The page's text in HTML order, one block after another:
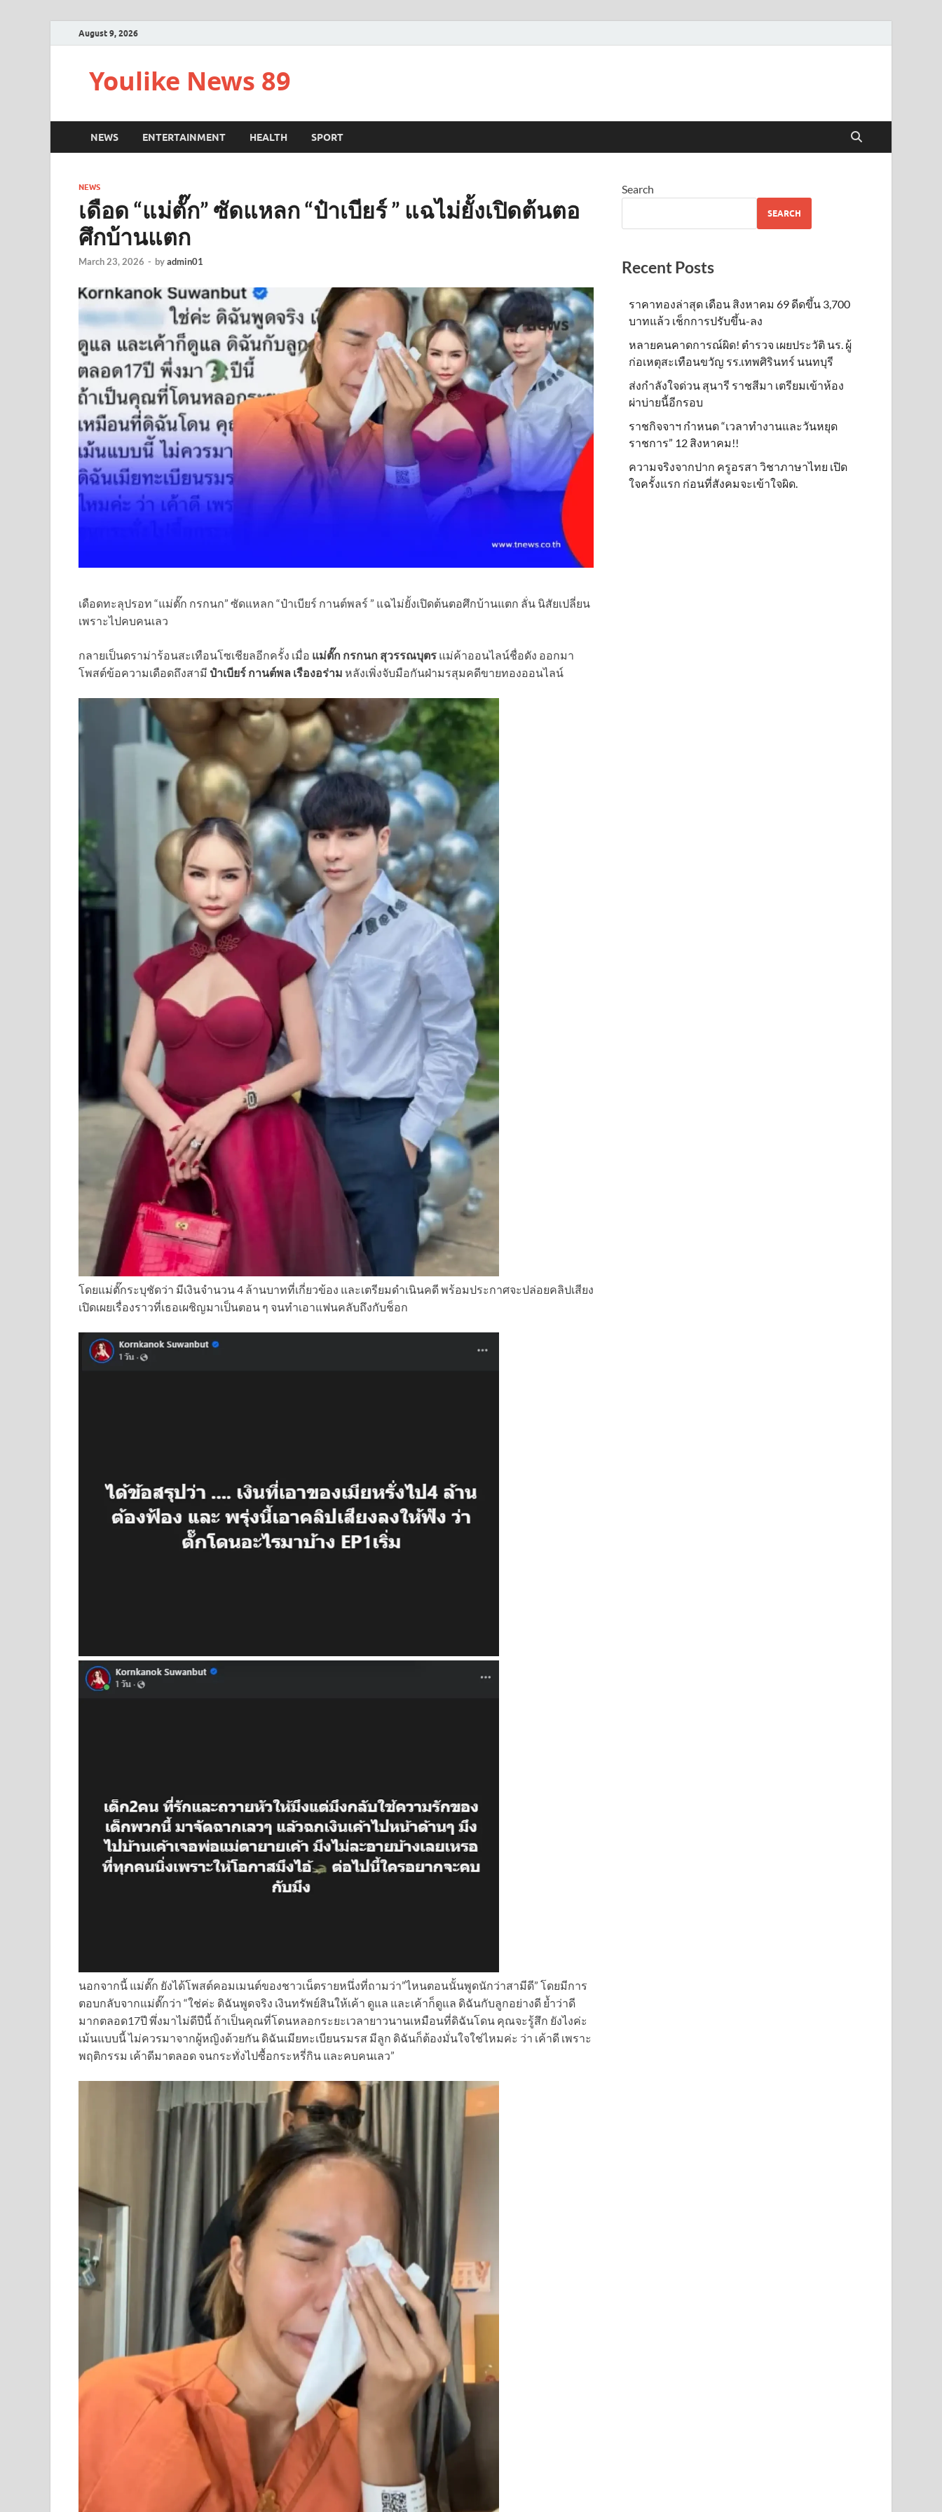
August 9, 2026
Youlike News 89
NEWS ENTERTAINMENT HEALTH SPORT
NEWS
เดือด “แม่ตั๊ก” ซัดแหลก “ป๋าเบียร์ ” แฉไม่ยั้งเปิดต้นตอ
ศึกบ้านแตก
March 23, 2026 - byadmin01
เดือดทะลุปรอท “แม่ตั๊ก กรกนก” ซัดแหลก “ป๋าเบียร์ กานต์พลร์ ” แฉไม่ยั้งเปิดต้นตอศึกบ้านแตก ลั่น นิสัยเปลี่ยน
เพราะไปคบคนเลว
กลายเป็นดราม่าร้อนสะเทือนโซเชียลอีกครั้ง เมื่อ แม่ตั๊ก กรกนก สุวรรณบุตร แม่ค้าออนไลน์ชื่อดัง ออกมา
โพสต์ข้อความเดือดถึงสามี ป๋าเบียร์ กานต์พล เรืองอร่าม หลังเพิ่งจับมือกันฝ่ามรสุมคดีขายทองออนไลน์
โดยแม่ตั๊กระบุชัดว่า มีเงินจำนวน 4 ล้านบาทที่เกี่ยวข้อง และเตรียมดำเนินคดี พร้อมประกาศจะปล่อยคลิปเสียง
เปิดเผยเรื่องราวที่เธอเผชิญมาเป็นตอน ๆ จนทำเอาแฟนคลับถึงกับช็อก
นอกจากนี้ แม่ตั๊ก ยังได้โพสต์คอมเมนต์ของชาวเน็ตรายหนึ่งที่ถามว่า”ไหนตอนนั้นพูดนักว่าสามีดี” โดยมีการ
ตอบกลับจากแม่ตั๊กว่า “ใช่ค่ะ ดิฉันพูดจริง เงินทรัพย์สินให้เค้า ดูแล และเค้าก็ดูแล ดิฉันกับลูกอย่างดี ย้ำว่าดี
มากตลอด17ปี พึ่งมาไม่ดีปีนี้ ถ้าเป็นคุณที่โดนหลอกระยะเวลายาวนานเหมือนที่ดิฉันโดน คุณจะรู้สึก ยังไงค่ะ
เม้นแบบนี้ ไม่ควรมาจากผู้หญิงด้วยกัน ดิฉันเมียทะเบียนรมรส มีลูก ดิฉันก็ต้องมั่นใจใช่ไหมค่ะ ว่า เค้าดี เพราะ
พฤติกรรม เค้าดีมาตลอด จนกระทั่งไปซื้อกระหรี่กิน และคบคนเลว”
Search
SEARCH
Recent Posts
ราคาทองล่าสุด เดือน สิงหาคม 69 ดีดขึ้น 3,700
บาทแล้ว เช็กการปรับขึ้น-ลง
หลายคนคาดการณ์ผิด! ตำรวจ เผยประวัติ นร. ผู้
ก่อเหตุสะเทือนขวัญ รร.เทพศิรินทร์ นนทบุรี
ส่งกำลังใจด่วน สุนารี ราชสีมา เตรียมเข้าห้อง
ผ่าบ่ายนี้อีกรอบ
ราชกิจจาฯ กำหนด “เวลาทำงานและวันหยุด
ราชการ” 12 สิงหาคม!!
ความจริงจากปาก ครูอรสา วิชาภาษาไทย เปิด
ใจครั้งแรก ก่อนที่สังคมจะเข้าใจผิด.